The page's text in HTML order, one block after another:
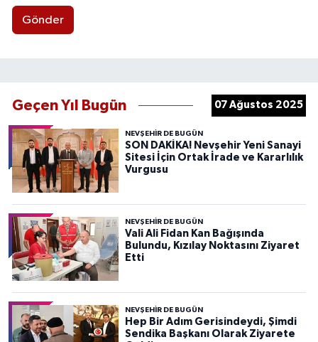
Gönder
Geçen Yıl Bugün 07 Ağustos 2025
NEVŞEHIR DE BUGÜN
SON DAKİKA! Nevşehir Yeni Sanayi
Sitesi İçin Ortak İrade ve Kararlılık
Vurgusu
NEVŞEHIR DE BUGÜN
Vali Ali Fidan Kan Bağışında
Bulundu, Kızılay Noktasını Ziyaret
Etti
NEVŞEHIR DE BUGÜN
Hep Bir Adım Gerisindeydi, Şimdi
Sendika Başkanı Olarak Ziyarete